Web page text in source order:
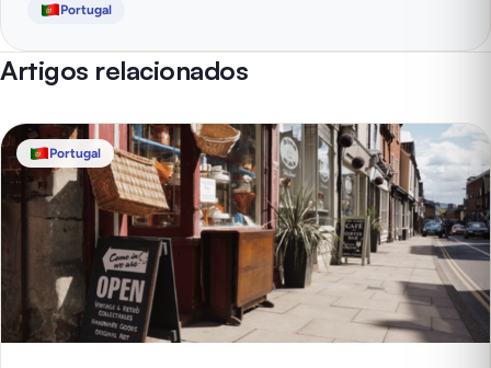
Portugal
Artigos relacionados
Portugal